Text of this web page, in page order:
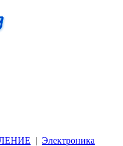
| Электроника